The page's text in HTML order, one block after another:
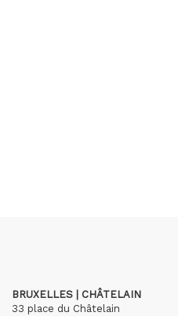
BRUXELLES | CHÂTELAIN
33 place du Châtelain